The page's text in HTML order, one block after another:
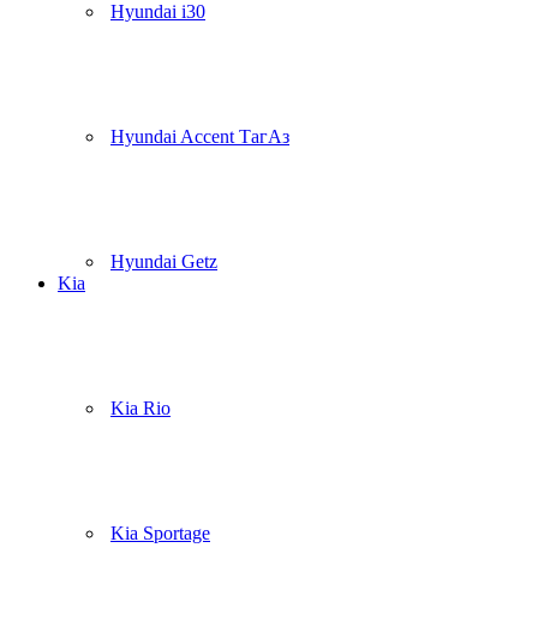
Hyundai i30
Hyundai Accent ТагАз
Hyundai Getz
Kia
Kia Rio
Kia Sportage